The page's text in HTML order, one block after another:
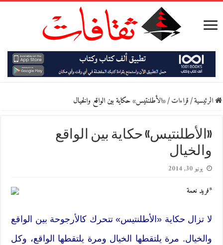
الرئيسية/قراءات/«الأطلنتيس» حكاية بين الواقع والخيال
«الأطلنتيس» حكاية بين الواقع
والخيال
يونيو 30, 2014
*فريد نعمة
لا تزال حكاية «الأطلنتيس» تتحرك كالأرجوحة بين الواقع
والخيال. مرة يلتقطها الخيال ومرة يلتقطها الواقع، وكل